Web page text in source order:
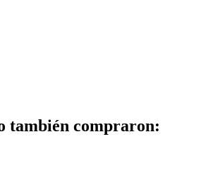
también compraron: